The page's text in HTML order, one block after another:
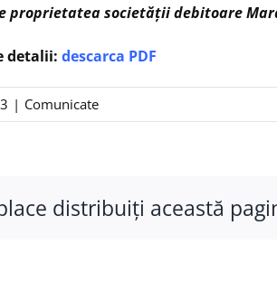
proprietatea societății debitoare
detalii: descarca PDF
| Comunicate
distribuiţi această